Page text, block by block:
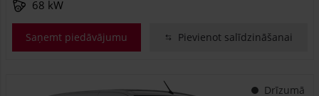
68 kW
Saņemt piedāvājumu Pievienot salīdzināšanai
Drīzumā